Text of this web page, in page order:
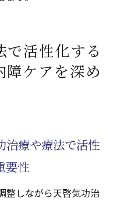
で活性化する
障ケアを深め
治療や療法で活性
要性
整しながら天啓気功治